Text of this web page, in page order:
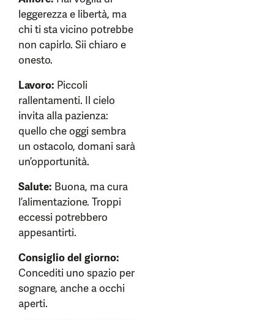
leggerezza e libertà, ma
chi ti sta vicino potrebbe
non capirlo. Sii chiaro e
onesto.
Lavoro: Piccoli
rallentamenti. Il cielo
invita alla pazienza:
quello che oggi sembra
un ostacolo, domani sarà
un’opportunità.
Salute: Buona, ma cura
l’alimentazione. Troppi
eccessi potrebbero
appesantirti.
Consiglio del giorno:
Concediti uno spazio per
sognare, anche a occhi
aperti.